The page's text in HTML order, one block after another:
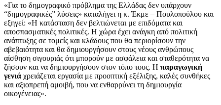
«Για το δημογραφικό πρόβλημα της Ελλάδας δεν υπάρχουν
“δημογραφικές” λύσεις» καταλήγει η κ. Έκμε – Πουλοπούλου και
εξηγεί: «Η κατάσταση δεν βελτιώνεται με επιδόματα και
αποσπασματικές πολιτικές. Η χώρα έχει ανάγκη από πολιτική
ανάπτυξης σε τομείς και κλάδους που θα περιορίσουν την
αβεβαιότητα και θα δημιουργήσουν στους νέους ανθρώπους
αίσθηση σιγουριάς ότι μπορούν με ασφάλεια και σταθερότητα να
ζήσουν και να δημιουργήσουν στον τόπο τους. Η παραγωγική
γενιά χρειάζεται εργασία με προοπτική εξέλιξης, καλές συνθήκες
και αξιοπρεπή αμοιβή, που να ενθαρρύνει τη δημιουργία
οικογένειας».